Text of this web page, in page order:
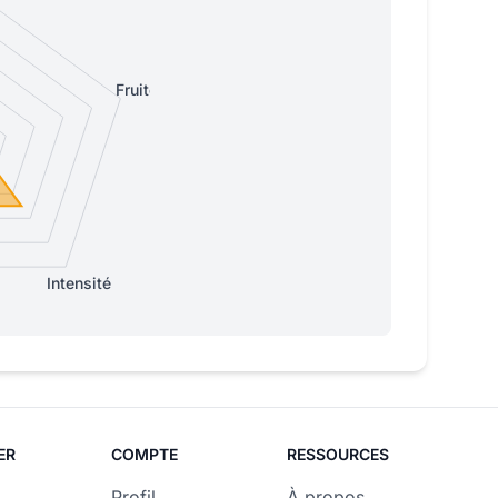
Fruitée
Intensité
COMPTE RESSOURCES